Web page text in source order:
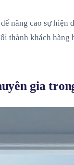
nâng cao sự
khách
gia